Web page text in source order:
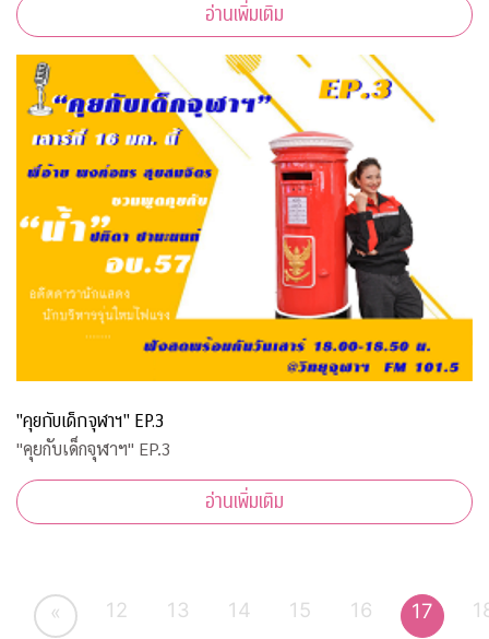
อ่านเพิ่มเติม
"คุยกับเด็กจุฬาฯ" EP.3
"คุยกับเด็กจุฬาฯ" EP.3
อ่านเพิ่มเติม
« 12 13 14 15 16 17